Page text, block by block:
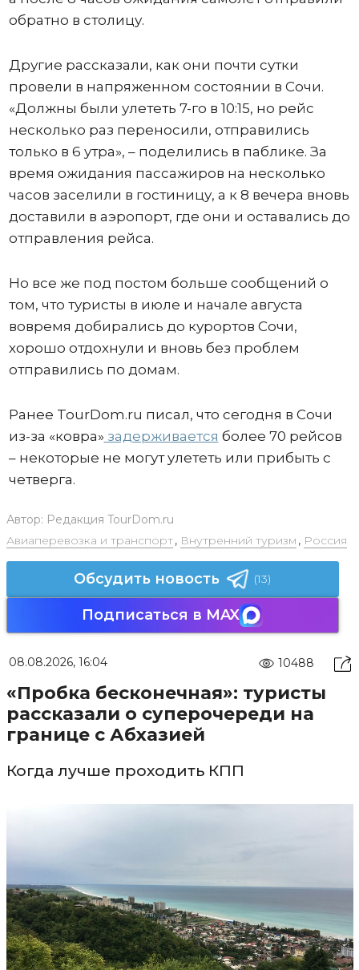
обратно в столицу.
Другие рассказали, как они почти сутки
провели в напряженном состоянии в Сочи.
«Должны были улететь 7-го в 10:15, но рейс
несколько раз переносили, отправились
только в 6 утра», – поделились в паблике. За
время ожидания пассажиров на несколько
часов заселили в гостиницу, а к 8 вечера вновь
доставили в аэропорт, где они и оставались до
отправления рейса.
Но все же под постом больше сообщений о
том, что туристы в июле и начале августа
вовремя добирались до курортов Сочи,
хорошо отдохнули и вновь без проблем
отправились по домам.
Ранее TourDom.ru писал, что сегодня в Сочи
из-за «ковра» задерживается более 70 рейсов
– некоторые не могут улететь или прибыть с
четверга.
Автор: Редакция TourDom.ru
Авиаперевозка и транспорт, Внутренний туризм , Россия
Обсудить новость (13)
Подписаться в MAX
08.08.2026, 16:04 10488
«Пробка бесконечная»: туристы
рассказали о суперочереди на
границе с Абхазией
Когда лучше проходить КПП